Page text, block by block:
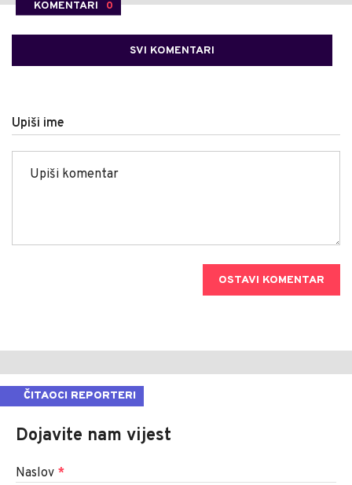
KOMENTARI 0
SVI KOMENTARI
Upiši ime
OSTAVI KOMENTAR
ČITAOCI REPORTERI
Dojavite nam vijest
Naslov *